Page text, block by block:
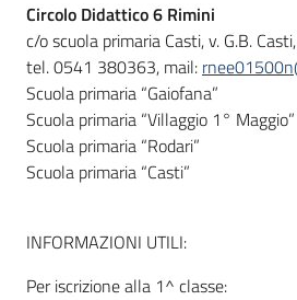
Circolo Didattico 6 Rimini
c/o scuola primaria Casti, v. G.B.
tel. 0541 380363, mail:
Scuola primaria “Gaiofana”
Scuola primaria “Villaggio 1° Maggio”
Scuola primaria “Rodari”
Scuola primaria “Casti”
INFORMAZIONI UTILI:
Per iscrizione alla 1^ classe: